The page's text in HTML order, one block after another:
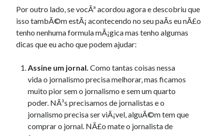
Por outro lado, se vocÃª acordou agora e descobriu que
isso tambÃ©m estÃ¡ acontecendo no seu paÃ­s eu nÃ£o
tenho nenhuma formula mÃ¡gica mas tenho algumas
dicas que eu acho que podem ajudar:
Assine um jornal. Como tantas coisas nessa
vida o jornalismo precisa melhorar, mas ficamos
muito pior sem o jornalismo e sem um quarto
poder. NÃ³s precisamos de jornalistas e o
jornalismo precisa ser viÃ¡vel, alguÃ©m tem que
comprar o jornal. NÃ£o mate o jornalista de